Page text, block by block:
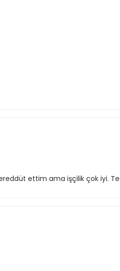
ettim ama işçilik çok iyi.